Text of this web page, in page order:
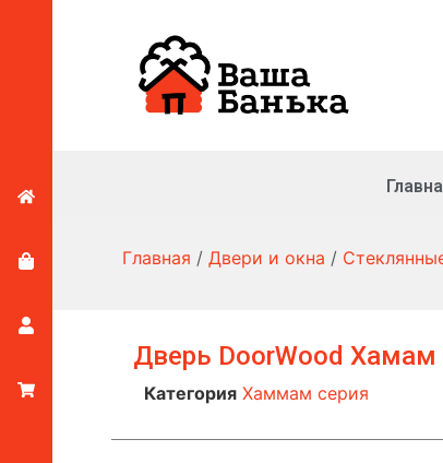
Главная / Двери и окна /
Дверь DoorWood Хамам
Категория Хаммам серия